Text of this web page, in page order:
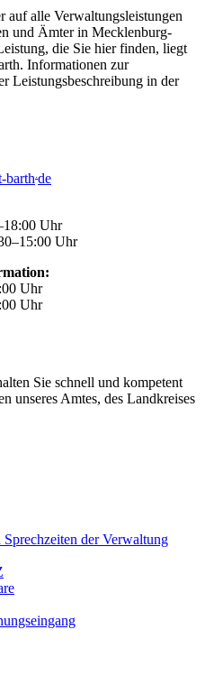
auf alle Verwaltungsleistungen
und Ämter in Mecklenburg-
die Sie hier finden, liegt
Informationen zur
Leistungsbeschreibung in der
barth de
Uhr
Uhr
Uhr
Uhr
Sie schnell und kompetent
unseres Amtes, des Landkreises
der Verwaltung